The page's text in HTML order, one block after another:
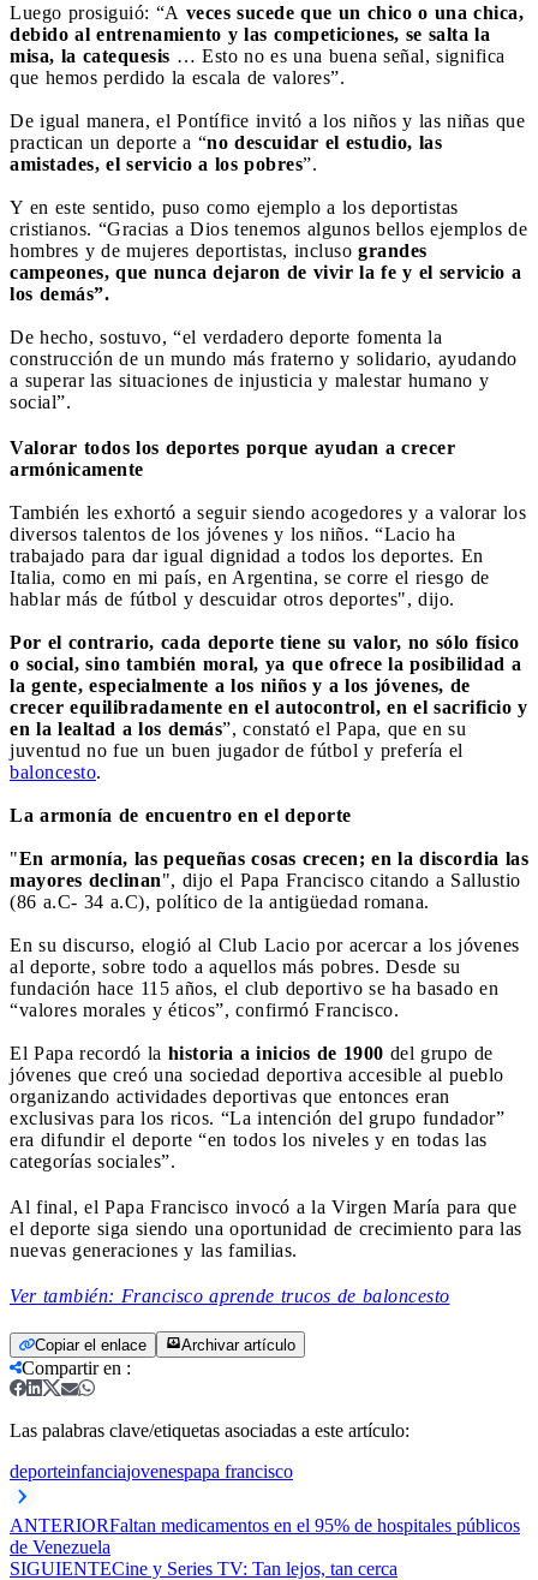
Luego prosiguió: “A veces sucede que un chico o una chica,
debido al entrenamiento y las competiciones, se salta la
misa, la catequesis … Esto no es una buena señal, significa
que hemos perdido la escala de valores”.
De igual manera, el Pontífice invitó a los niños y las niñas que
practican un deporte a “no descuidar el estudio, las
amistades, el servicio a los pobres”.
Y en este sentido, puso como ejemplo a los deportistas
cristianos. “Gracias a Dios tenemos algunos bellos ejemplos de
hombres y de mujeres deportistas, incluso grandes
campeones, que nunca dejaron de vivir la fe y el servicio a
los demás”.
De hecho, sostuvo, “el verdadero deporte fomenta la
construcción de un mundo más fraterno y solidario, ayudando
a superar las situaciones de injusticia y malestar humano y
social”.
Valorar todos los deportes porque ayudan a crecer
armónicamente
También les exhortó a seguir siendo acogedores y a valorar los
diversos talentos de los jóvenes y los niños. “Lacio ha
trabajado para dar igual dignidad a todos los deportes. En
Italia, como en mi país, en Argentina, se corre el riesgo de
hablar más de fútbol y descuidar otros deportes", dijo.
Por el contrario, cada deporte tiene su valor, no sólo físico
o social, sino también moral, ya que ofrece la posibilidad a
la gente, especialmente a los niños y a los jóvenes, de
crecer equilibradamente en el autocontrol, en el sacrificio y
en la lealtad a los demás”, constató el Papa, que en su
juventud no fue un buen jugador de fútbol y prefería el
baloncesto.
La armonía de encuentro en el deporte
"En armonía, las pequeñas cosas crecen; en la discordia las
mayores declinan", dijo el Papa Francisco citando a Sallustio
(86 a.C- 34 a.C), político de la antigüedad romana.
En su discurso, elogió al Club Lacio por acercar a los jóvenes
al deporte, sobre todo a aquellos más pobres. Desde su
fundación hace 115 años, el club deportivo se ha basado en
“valores morales y éticos”, confirmó Francisco.
El Papa recordó la historia a inicios de 1900 del grupo de
jóvenes que creó una sociedad deportiva accesible al pueblo
organizando actividades deportivas que entonces eran
exclusivas para los ricos. “La intención del grupo fundador”
era difundir el deporte “en todos los niveles y en todas las
categorías sociales”.
Al final, el Papa Francisco invocó a la Virgen María para que
el deporte siga siendo una oportunidad de crecimiento para las
nuevas generaciones y las familias.
Ver también: Francisco aprende trucos de baloncesto
Copiar el enlace Archivar artículo
Compartir en :
Las palabras clave/etiquetas asociadas a este artículo:
deporteinfanciajovenespapa francisco
ANTERIORFaltan medicamentos en el 95% de hospitales públicos
de Venezuela
SIGUIENTECine y Series TV: Tan lejos, tan cerca